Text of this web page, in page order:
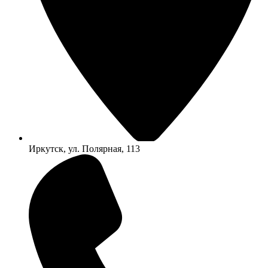
Иркутск, ул. Полярная, 113